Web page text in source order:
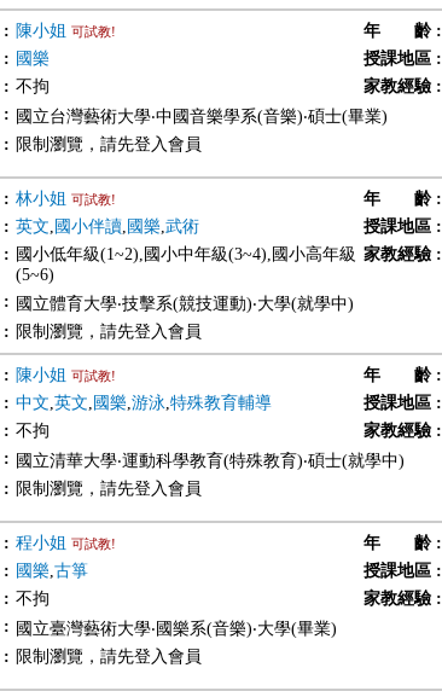
: 陳小姐 可試教! 年 齡:
: 國樂 授課地區:
: 不拘 家教經驗:
: 國立台灣藝術大學‧中國音樂學系(音樂)‧碩士(畢業)
: 限制瀏覽，請先登入會員
: 林小姐 可試教! 年 齡:
: 英文, 國小伴讀, 國樂,武術 授課地區:
: 國小低年級(1~2),國小中年級(3~4),國小高年級
(5~6)
家教經驗:
: 國立體育大學‧技擊系(競技運動)‧大學(就學中)
: 限制瀏覽，請先登入會員
: 陳小姐 可試教! 年 齡:
: 中文,英文, 國樂,游泳,特殊教育輔導 授課地區:
: 不拘 家教經驗:
: 國立清華大學‧運動科學教育(特殊教育)‧碩士(就學中)
: 限制瀏覽，請先登入會員
: 程小姐 可試教! 年 齡:
: 國樂,古箏 授課地區:
: 不拘 家教經驗:
: 國立臺灣藝術大學‧國樂系(音樂)‧大學(畢業)
: 限制瀏覽，請先登入會員